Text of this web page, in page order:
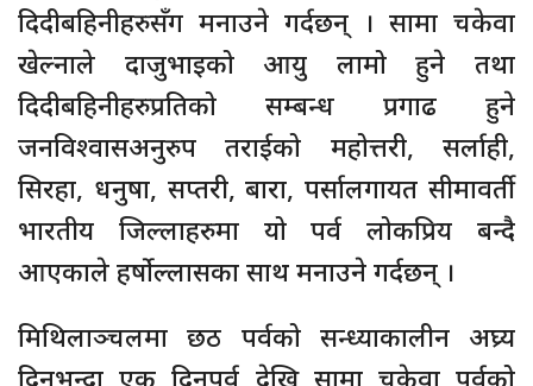
दिदीबहिनीहरुसँग मनाउने गर्दछन् । सामा चकेवा
खेल्नाले दाजुभाइको आयु लामो हुने तथा
दिदीबहिनीहरुप्रतिको सम्बन्ध प्रगाढ हुने
जनविश्वासअनुरुप तराईको महोत्तरी, सर्लाही,
सिरहा, धनुषा, सप्तरी, बारा, पर्सालगायत सीमावर्ती
भारतीय जिल्लाहरुमा यो पर्व लोकप्रिय बन्दै
आएकाले हर्षोल्लासका साथ मनाउने गर्दछन् ।
मिथिलाञ्चलमा छठ पर्वको सन्ध्याकालीन अघ्र्य
दिनुभन्दा एक दिनपूर्व देखि सामा चकेवा पर्वको